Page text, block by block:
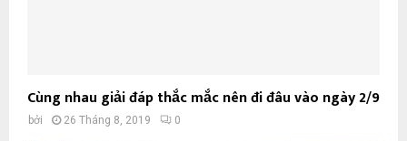
Cùng nhau giải đáp thắc mắc nên đi đâu vào ngày 2/9
bởi 26 Tháng 8, 2019 0